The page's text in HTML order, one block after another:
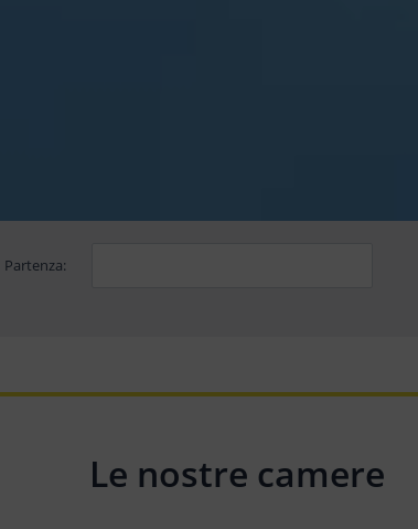
Partenza:
Le nostre camere